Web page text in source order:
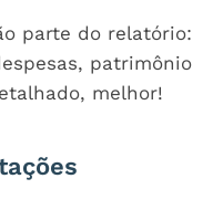
parte do relatório:
patrimônio
melhor!